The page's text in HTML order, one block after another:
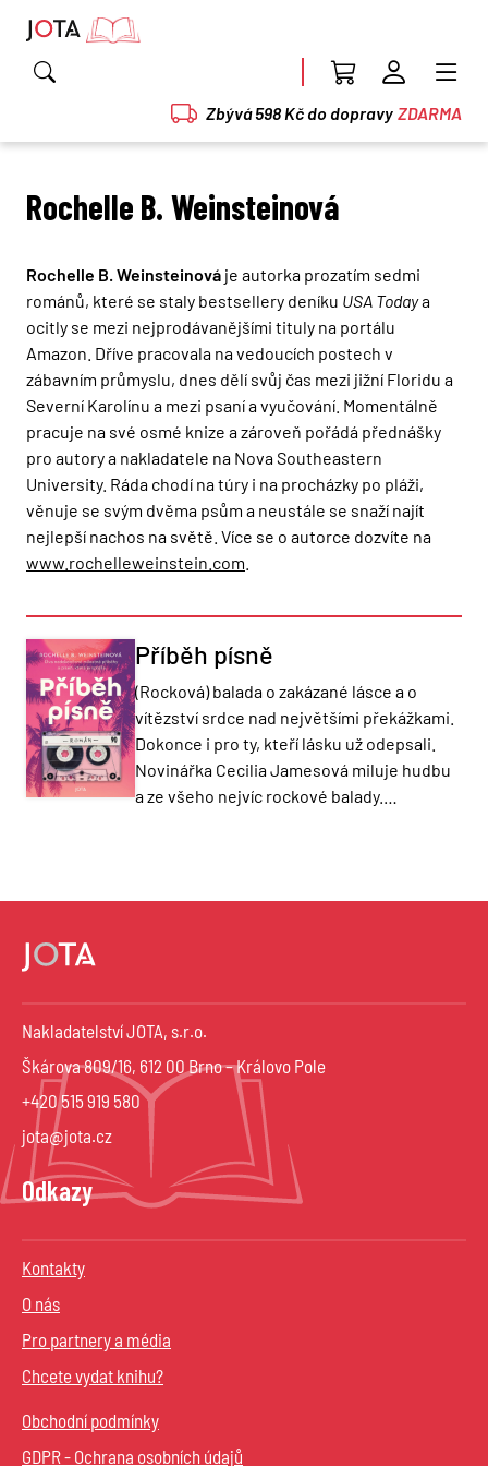
Zbývá 598 Kč do dopravy ZDARMA
Rochelle B. Weinsteinová
Rochelle B. Weinsteinová je autorka prozatím sedmi
románů, které se staly bestsellery deníku USA Todaya
ocitly se mezi nejprodávanějšími tituly na portálu
Amazon. Dříve pracovala na vedoucích postech v
zábavním průmyslu, dnes dělí svůj čas mezi jižní Floridu a
Severní Karolínu a mezi psaní a vyučování. Momentálně
pracuje na své osmé knize a zároveň pořádá přednášky
pro autory a nakladatele na Nova Southeastern
University. Ráda chodí na túry i na procházky po pláži,
věnuje se svým dvěma psům a neustále se snaží najít
nejlepší nachos na světě. Více se o autorce dozvíte na
www.rochelleweinstein.com
Příběh písně
(Rocková) balada o zakázané lásce a o
vítězství srdce nad největšími překážkami.
Dokonce i pro ty, kteří lásku už odepsali.
Novinářka Cecilia Jamesová miluje hudbu
a ze všeho nejvíc rockové balady.…
Nakladatelství JOTA, s.r.o.
Škárova 809/16, 612 00 Brno – Královo Pole
+420 515 919 580
jota@jota.cz
Odkazy
Kontakty
O nás
Pro partnery a média
Chcete vydat knihu?
Obchodní podmínky
GDPR - Ochrana osobních údajů